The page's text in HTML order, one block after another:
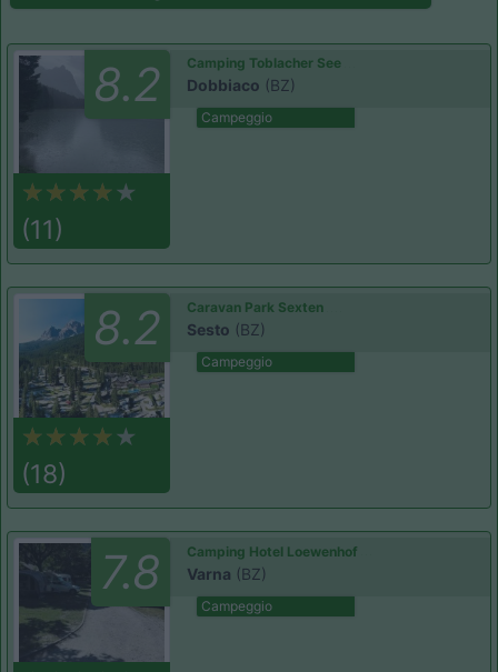
8.2
(11)
Camping Toblacher See
Dobbiaco (BZ)
Campeggio
8.2
(18)
Caravan Park Sexten
Sesto (BZ)
Campeggio
7.8 Camping Hotel Loewenhof
Varna (BZ)
Campeggio